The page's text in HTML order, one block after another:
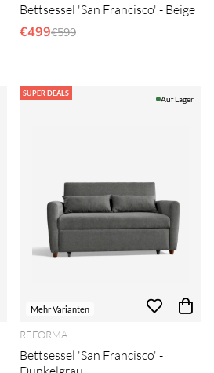
Bettsessel 'San Francisco' - Beige
€499Regulärer Preis:
€599
SUPER DEALS
Mehr Varianten
Auf Lager
REFORMA
Bettsessel 'San Francisco' -